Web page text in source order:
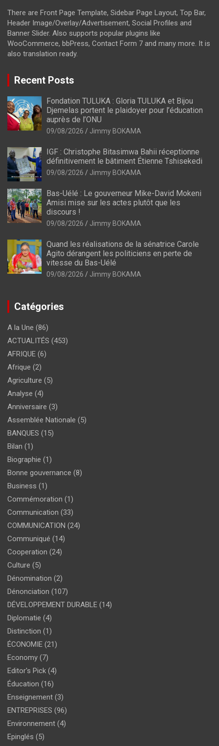
There are Front Page Template, Sidebar Page Layout, Top Bar,
Header Image/Overlay/Advertisement, Social Profiles and
Banner Slider. Also supports popular plugins like
WooCommerce, bbPress, Contact Form 7 and many more. It is
also translation ready.
Recent Posts
Fondation TULUKA : Gloria TULUKA et Bijou
Djemelas portent le plaidoyer pour l’éducation
auprès de l’ONU
09/08/2026 Jimmy BOKAMA
IGF : Christophe Bitasimwa Bahii réceptionne
définitivement le bâtiment Étienne Tshisekedi
09/08/2026 Jimmy BOKAMA
Bas-Uélé : Le gouverneur Mike-David Mokeni
Amisi mise sur les actes plutôt que les
discours !
09/08/2026 Jimmy BOKAMA
Quand les réalisations de la sénatrice Carole
Agito dérangent les politiciens en perte de
vitesse du Bas-Uélé
09/08/2026 Jimmy BOKAMA
Catégories
A la Une (86)
ACTUALITÉS (453)
AFRIQUE (6)
Afrique (2)
Agriculture (5)
Analyse (4)
Anniversaire (3)
Assemblée Nationale (5)
BANQUES (15)
Bilan (1)
Biographie (1)
Bonne gouvernance (8)
Business (1)
Commémoration (1)
Communication (33)
COMMUNICATION (24)
Communiqué (14)
Cooperation (24)
Culture (5)
Dénomination (2)
Dénonciation (107)
DÉVELOPPEMENT DURABLE (14)
Diplomatie (4)
Distinction (1)
ÉCONOMIE (21)
Economy (7)
Editor's Pick (4)
Éducation (16)
Enseignement (3)
ENTREPRISES (96)
Environnement (4)
Epinglés (5)